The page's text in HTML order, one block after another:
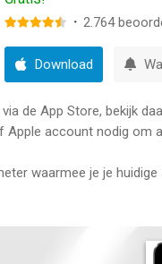
· 2.764
Download
de App Store, bekijk
account nodig om
waarmee je je
Studios, LLC is een app